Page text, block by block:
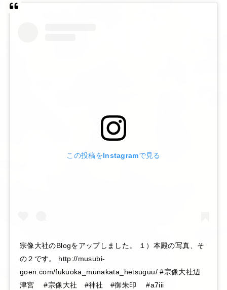
この投稿をInstagramで見る
宗像大社のBlogをアップしました。 １）本殿の写真、そ
の２です。 http://musubi-
goen.com/fukuoka_munakata_hetsuguu/ #宗像大社辺
津宮 #宗像大社 #神社 #御朱印 #a7iii